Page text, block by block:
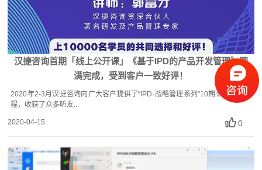
汉捷咨询首期「线上公开课」《基于IPD的产品开发管理》圆
满完成，受到客户一致好评！
2020年2-3月汉捷咨询向广大客户提供了“IPD·战略管理系列”10期公益直播课
程，收获了众多听友...
2020-04-15 0